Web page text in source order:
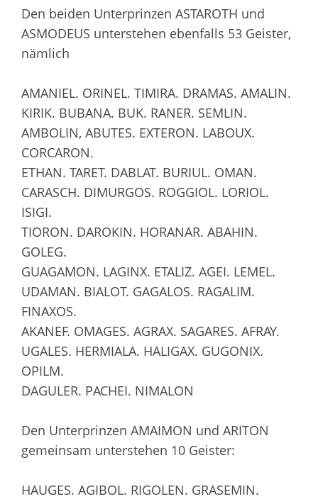
Den beiden Unterprinzen ASTAROTH und
ASMODEUS unterstehen ebenfalls 53 Geister,
nämlich
AMANIEL. ORINEL. TIMIRA. DRAMAS. AMALIN.
KIRIK. BUBANA. BUK. RANER. SEMLIN.
AMBOLIN, ABUTES. EXTERON. LABOUX.
CORCARON.
ETHAN. TARET. DABLAT. BURIUL. OMAN.
CARASCH. DIMURGOS. ROGGIOL. LORIOL.
ISIGI.
TIORON. DAROKIN. HORANAR. ABAHIN.
GOLEG.
GUAGAMON. LAGINX. ETALIZ. AGEI. LEMEL.
UDAMAN. BIALOT. GAGALOS. RAGALIM.
FINAXOS.
AKANEF. OMAGES. AGRAX. SAGARES. AFRAY.
UGALES. HERMIALA. HALIGAX. GUGONIX.
OPILM.
DAGULER. PACHEI. NIMALON
Den Unterprinzen AMAIMON und ARITON
gemeinsam unterstehen 10 Geister:
HAUGES. AGIBOL. RIGOLEN. GRASEMIN.